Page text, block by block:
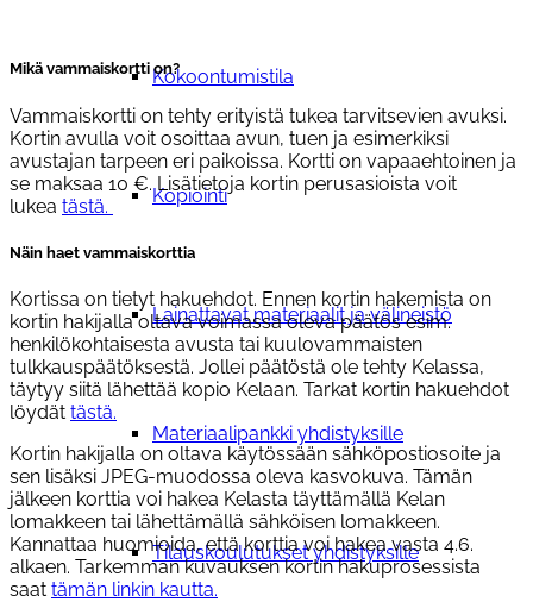
Kokoontumistila
Kopiointi
Lainattavat materiaalit ja välineistö
Materiaalipankki yhdistyksille
Tilauskoulutukset yhdistyksille
Mikä vammaiskortti on?
Vammaiskortti on tehty erityistä tukea tarvitsevien avuksi.
Kortin avulla voit osoittaa avun, tuen ja esimerkiksi
avustajan tarpeen eri paikoissa. Kortti on vapaaehtoinen ja
se maksaa 10 €. Lisätietoja kortin perusasioista voit
lukea tästä.
Näin haet vammaiskorttia
Kortissa on tietyt hakuehdot. Ennen kortin hakemista on
kortin hakijalla oltava voimassa oleva päätös esim.
henkilökohtaisesta avusta tai kuulovammaisten
tulkkauspäätöksestä. Jollei päätöstä ole tehty Kelassa,
täytyy siitä lähettää kopio Kelaan. Tarkat kortin hakuehdot
löydät tästä.
Kortin hakijalla on oltava käytössään sähköpostiosoite ja
sen lisäksi JPEG-muodossa oleva kasvokuva. Tämän
jälkeen korttia voi hakea Kelasta täyttämällä Kelan
lomakkeen tai lähettämällä sähköisen lomakkeen.
Kannattaa huomioida, että korttia voi hakea vasta 4.6.
alkaen. Tarkemman kuvauksen kortin hakuprosessista
saat tämän linkin kautta.